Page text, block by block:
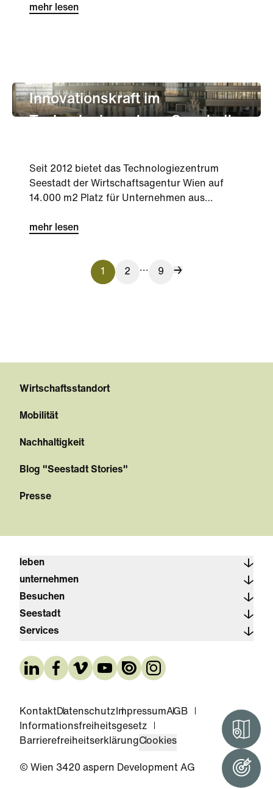
im städtische...
mehr lesen
Innovationskraft im
Technologiezentrum Seestadt
Seit 2012 bietet das Technologiezentrum
Seestadt der Wirtschaftsagentur Wien auf
14.000 m2 Platz für Unternehmen aus
mehr lesen
1 2 ... 9
Wirtschaftsstandort
Mobilität
Nachhaltigkeit
Blog "Seestadt Stories"
Presse
leben
unternehmen
Besuchen
Seestadt
Services
KontaktDatenschutz ImpressumAGB
Informationsfreiheitsgesetz
BarrierefreiheitserklärungCookies
© Wien 3420 aspern Development AG